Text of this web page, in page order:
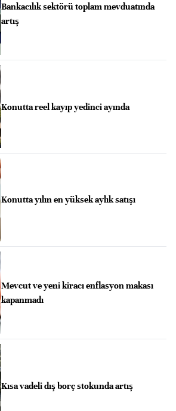
Bankacılık sektörü toplam mevduatında
artış
Konutta reel kayıp yedinci ayında
Konutta yılın en yüksek aylık satışı
Mevcut ve yeni kiracı enflasyon makası
kapanmadı
Kısa vadeli dış borç stokunda artış